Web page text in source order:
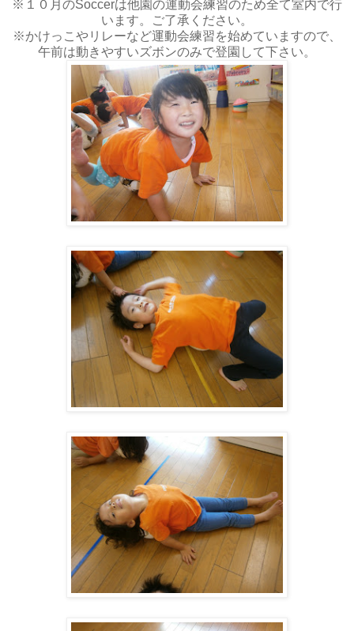
※１０月のSoccerは他園の運動会練習のため全て室内で行
います。ご了承ください。
※かけっこやリレーなど運動会練習を始めていますので、
午前は動きやすいズボンのみで登園して下さい。